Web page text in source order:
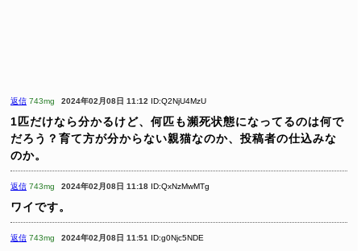
返信 743mg 2024年02月08日 11:12 ID:Q2NjU4MzU
1匹だけなら分かるけど、何匹も瀕死状態になってるのは何で
だろう？育て方が分からない親猫なのか、投稿者の仕込みな
のか。
返信 743mg 2024年02月08日 11:18 ID:QxNzMwMTg
ワイです。
返信 743mg 2024年02月08日 11:51 ID:g0Njc5NDE